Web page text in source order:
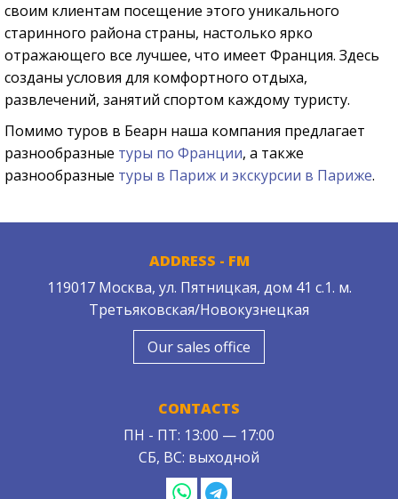
своим клиентам посещение этого уникального
старинного района страны, настолько ярко
отражающего все лучшее, что имеет Франция. Здесь
созданы условия для комфортного отдыха,
развлечений, занятий спортом каждому туристу.
Помимо туров в Беарн наша компания предлагает
разнообразные туры по Франции, а также
разнообразные туры в Париж и экскурсии в Париже.
ADDRESS - FM
119017 Москва, ул. Пятницкая, дом 41 с.1. м.
Третьяковская/Новокузнецкая
Our sales office
CONTACTS
ПН - ПТ: 13:00 — 17:00
СБ, ВС: выходной